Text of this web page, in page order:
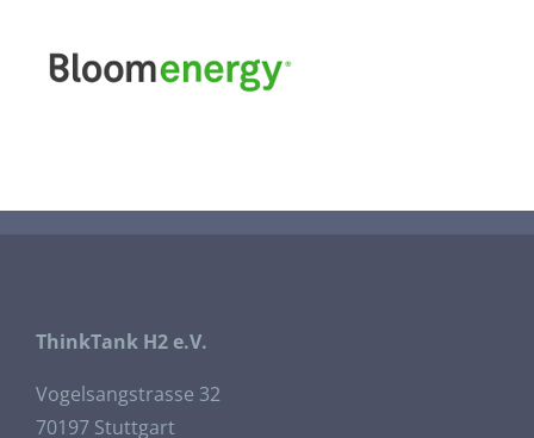
ThinkTank H2 e.V.
Vogelsangstrasse 32
70197 Stuttgart